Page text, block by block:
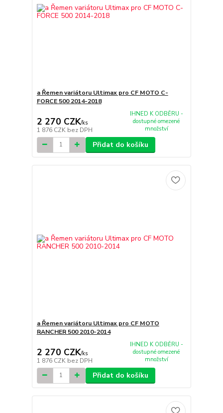
a Řemen variátoru Ultimax pro CF MOTO C-
FORCE 500 2014-2018
2 270 CZK/ks
1 876 CZK bez DPH
IHNED K ODBĚRU -
dostupné omezené
množství
Přidat do košíku
a Řemen variátoru Ultimax pro CF MOTO
RANCHER 500 2010-2014
2 270 CZK/ks
1 876 CZK bez DPH
IHNED K ODBĚRU -
dostupné omezené
množství
Přidat do košíku